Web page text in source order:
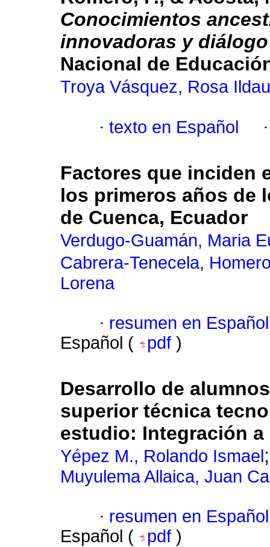
Conocimientos
innovadoras y
Nacional de
Troya Vásquez, Rosa
· texto en Español
Factores que inciden
los primeros años de
de Cuenca, Ecuador
Verdugo-Guamán, Maria
Cabrera-Tenecela,
Lorena
· resumen en Español
Español (
pdf )
Desarrollo de
superior técnica
estudio: Integración
Yépez M., Rolando Ismael
Muyulema Allaica, Juan
· resumen en Español
Español (
pdf )